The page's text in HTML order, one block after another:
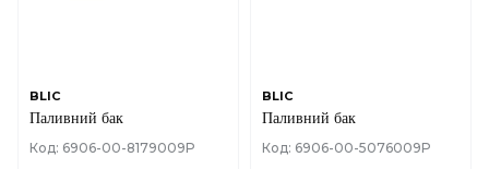
LANCIA
BLIC
Паливний бак
Код: 6906-00-8179009P
BLIC
Паливний бак
Код: 6906-00-5076009P